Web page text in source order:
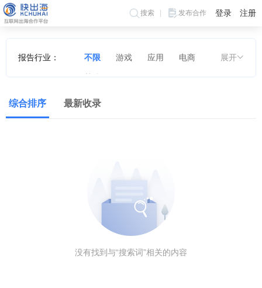
搜索 发布合作 登录 注册
报告行业： 不限 游戏 应用 电商
其他
展开
综合排序 最新收录
没有找到与“搜索词”相关的内容